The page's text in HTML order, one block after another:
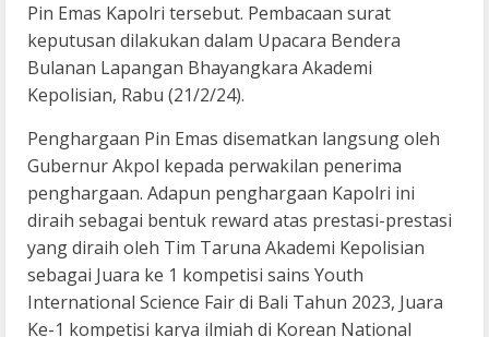
Pin Emas Kapolri tersebut. Pembacaan surat
keputusan dilakukan dalam Upacara Bendera
Bulanan Lapangan Bhayangkara Akademi
Kepolisian, Rabu (21/2/24).
Penghargaan Pin Emas disematkan langsung oleh
Gubernur Akpol kepada perwakilan penerima
penghargaan. Adapun penghargaan Kapolri ini
diraih sebagai bentuk reward atas prestasi-prestasi
yang diraih oleh Tim Taruna Akademi Kepolisian
sebagai Juara ke 1 kompetisi sains Youth
International Science Fair di Bali Tahun 2023, Juara
Ke-1 kompetisi karya ilmiah di Korean National